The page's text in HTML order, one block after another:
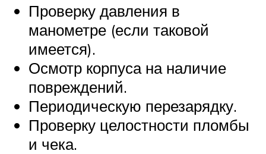
Проверку давления в
манометре (если таковой
имеется).
Осмотр корпуса на наличие
повреждений.
Периодическую перезарядку.
Проверку целостности пломбы
и чека.